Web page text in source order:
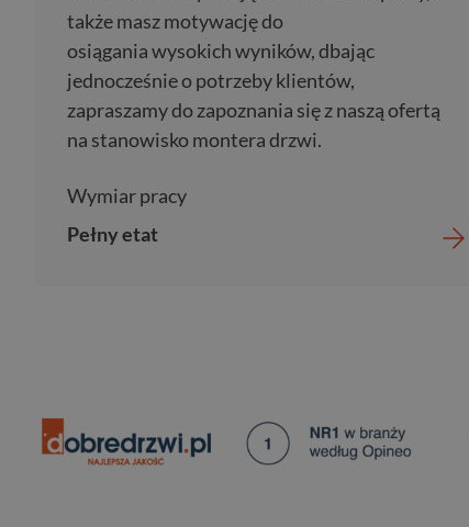
także masz motywację do
osiągania wysokich wyników, dbając
jednocześnie o potrzeby klientów,
zapraszamy do zapoznania się z naszą ofertą
na stanowisko montera drzwi.
Wymiar pracy
Pełny etat